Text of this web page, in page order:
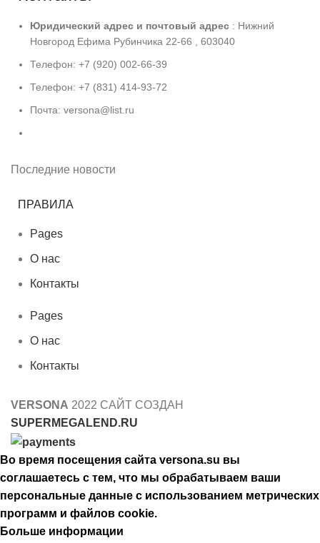
Юридический адрес и почтовый адрес : Нижний
Новгород Ефима Рубинчика 22-66 , 603040
Телефон: +7 (920) 002-66-39
Телефон: +7 (831) 414-93-72
Почта: versona@list.ru
Последние новости
ПРАВИЛА
Pages
О нас
Контакты
Pages
О нас
Контакты
VERSONA 2022 САЙТ СОЗДАН
SUPERMEGALEND.RU
Во время посещения сайта versona.su вы
соглашаетесь с тем, что мы обрабатываем ваши
персональные данные с использованием метрических
программ и файлов cookie.
Больше информации